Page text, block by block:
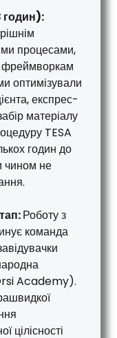
годин):
процесами,
фреймворкам
оптимізували
експрес-
матеріалу
TESA
годин до
чином не
Роботу з
команда
Academy).
цілісності